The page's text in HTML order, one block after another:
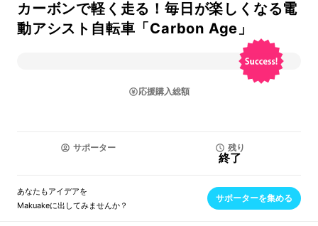
カーボンで軽く走る！毎日が楽しくなる電
動アシスト自転車「Carbon Age」
応援購入総額
サポーター 残り
終了
あなたもアイデアを
Makuakeに出してみませんか？
サポーターを集める